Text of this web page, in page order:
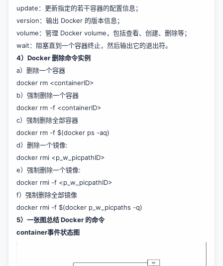
update：更新指定的若干容器的配置信息；
version：输出 Docker 的版本信息；
volume：管理 Docker volume，包括查看、创建、删除等；
wait：阻塞直到一个容器终止，然后输出它的退出符。
4）Docker 删除命令实例
a）删除一个容器
docker rm <containerID>
b）强制删除一个容器
docker rm -f <containerID>
c）强制删除全部容器
docker rm -f $(docker ps -aq)
d）删除一个镜像:
docker rmi <p_w_picpathID>
e）强制删除一个镜像:
docker rmi -f <p_w_picpathID>
f）强制删除全部镜像
docker rmi -f $(docker p_w_picpaths -q)
5）一张图总结 Docker 的命令
container事件状态图